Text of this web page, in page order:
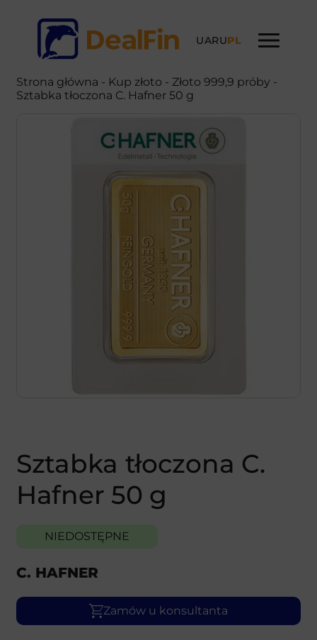
UARUPL
Strona główna - Kup złoto - Złoto 999,9 próby -
Sztabka tłoczona C. Hafner 50 g
Sztabka tłoczona C.
Hafner 50 g
NIEDOSTĘPNE
C. HAFNER
Zamów u konsultanta